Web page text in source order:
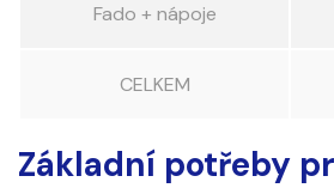
Fado + nápoje
CELKEM
Základní potřeby